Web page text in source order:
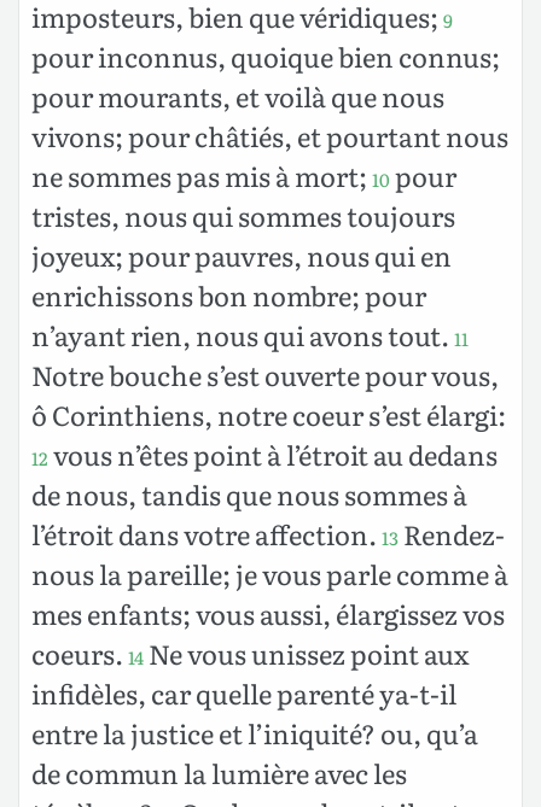
imposteurs, bien que véridiques; 9
pour inconnus, quoique bien connus;
pour mourants, et voilà que nous
vivons; pour châtiés, et pourtant nous
ne sommes pas mis à mort; 10 pour
tristes, nous qui sommes toujours
joyeux; pour pauvres, nous qui en
enrichissons bon nombre; pour
n’ayant rien, nous qui avons tout. 11
Notre bouche s’est ouverte pour vous,
ô Corinthiens, notre coeur s’est élargi:
12 vous n’êtes point à l’étroit au dedans
de nous, tandis que nous sommes à
l’étroit dans votre affection. 13 Rendez-
nous la pareille; je vous parle comme à
mes enfants; vous aussi, élargissez vos
coeurs. 14 Ne vous unissez point aux
infidèles, car quelle parenté ya-t-il
entre la justice et l’iniquité? ou, qu’a
de commun la lumière avec les